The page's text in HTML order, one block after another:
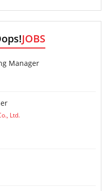
JOBS
Manager
Ltd.